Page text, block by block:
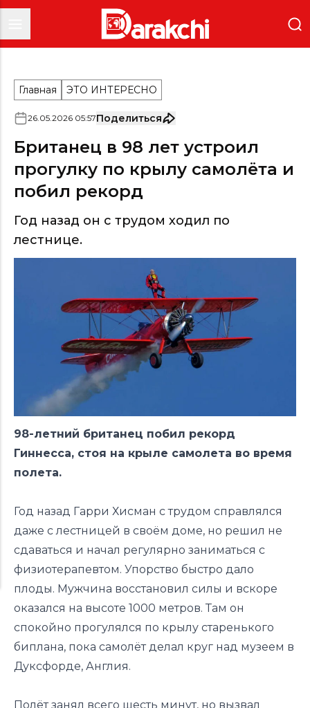
Главная ЭТО ИНТЕРЕСНО
26.05.2026 05:57Поделиться
Британец в 98 лет устроил
прогулку по крылу самолёта и
побил рекорд
Год назад он с трудом ходил по
лестнице.
98-летний британец побил рекорд
Гиннесса, стоя на крыле самолета во время
полета.
Год назад Гарри Хисман с трудом справлялся
даже с лестницей в своём доме, но решил не
сдаваться и начал регулярно заниматься с
физиотерапевтом. Упорство быстро дало
плоды. Мужчина восстановил силы и вскоре
оказался на высоте 1000 метров. Там он
спокойно прогулялся по крылу старенького
биплана, пока самолёт делал круг над музеем в
Дуксфорде, Англия.
Полёт занял всего шесть минут, но вызвал